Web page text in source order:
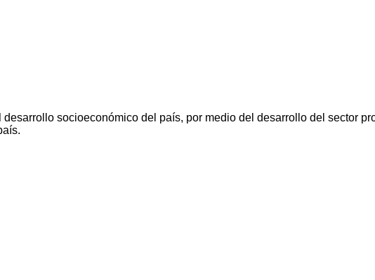
socioeconómico del país, por medio del desarrollo del sector